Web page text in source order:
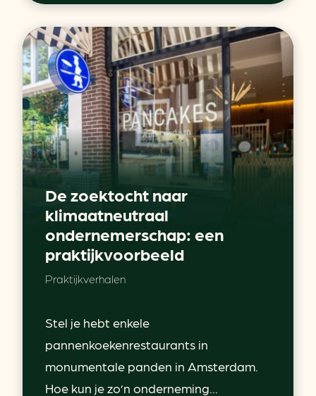
De zoektocht naar
klimaatneutraal
ondernemerschap: een
praktijkvoorbeeld
Praktijkverhalen
Stel je hebt enkele
pannenkoekenrestaurants in
monumentale panden in Amsterdam.
Hoe kun je zo’n onderneming...